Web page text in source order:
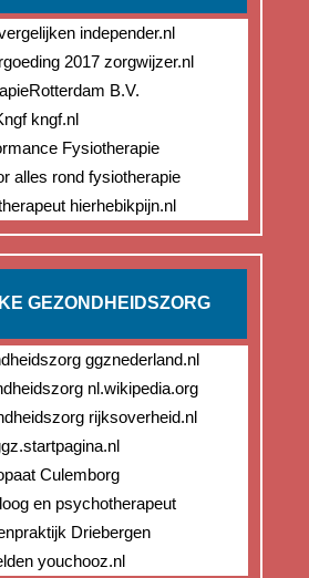
independer.nl
2017 zorgwijzer.nl
B.V.
kngf.nl
Fysiotherapie
alles rond fysiotherapie
hierhebikpijn.nl
GEZONDHEIDSZORG
ggznederland.nl
nl.wikipedia.org
rijksoverheid.nl
Culemborg
en psychotherapeut
Driebergen
youchooz.nl